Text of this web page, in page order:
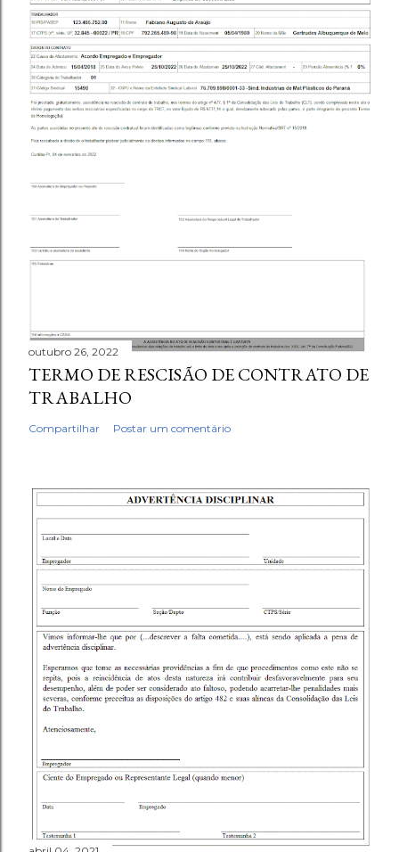
outubro 26, 2022
TERMO DE RESCISÃO DE CONTRATO DE
TRABALHO
Compartilhar Postar um comentário